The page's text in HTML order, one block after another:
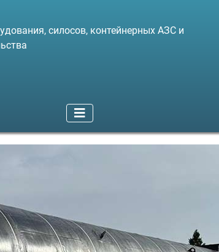
силосов, контейнерных АЗС и